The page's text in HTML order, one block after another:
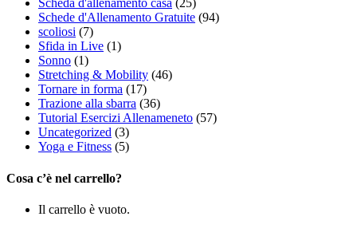
Scheda d'allenamento casa (25)
Schede d'Allenamento Gratuite (94)
scoliosi (7)
Sfida in Live (1)
Sonno (1)
Stretching & Mobility (46)
Tornare in forma (17)
Trazione alla sbarra (36)
Tutorial Esercizi Allenameneto (57)
Uncategorized (3)
Yoga e Fitness (5)
Cosa c’è nel carrello?
Il carrello è vuoto.